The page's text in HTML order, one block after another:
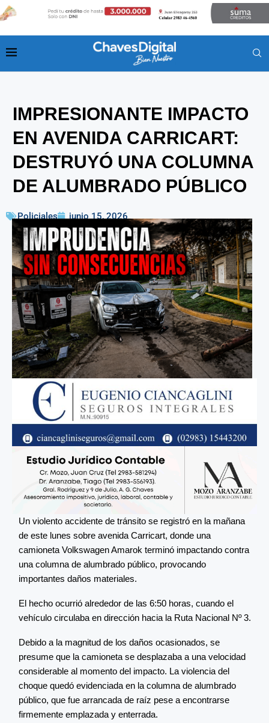
IMPRESIONANTE IMPACTO
EN AVENIDA CARRICART:
DESTRUYÓ UNA COLUMNA
DE ALUMBRADO PÚBLICO
Policiales junio 15, 2026
Un violento accidente de tránsito se registró en la mañana
de este lunes sobre avenida Carricart, donde una
camioneta Volkswagen Amarok terminó impactando contra
una columna de alumbrado público, provocando
importantes daños materiales.
El hecho ocurrió alrededor de las 6:50 horas, cuando el
vehículo circulaba en dirección hacia la Ruta Nacional Nº 3.
Debido a la magnitud de los daños ocasionados, se
presume que la camioneta se desplazaba a una velocidad
considerable al momento del impacto. La violencia del
choque quedó evidenciada en la columna de alumbrado
público, que fue arrancada de raíz pese a encontrarse
firmemente emplazada y enterrada.